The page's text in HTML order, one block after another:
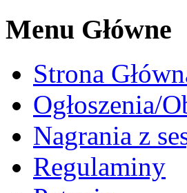
Menu Główne
Strona
Ogłoszenia/
Nagrania z
Regulaminy